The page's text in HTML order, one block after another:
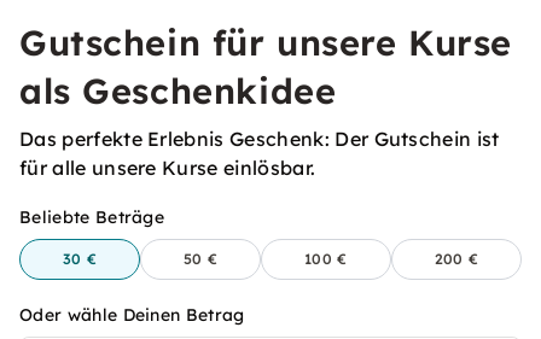
Gutschein für unsere Kurse
als Geschenkidee
Das perfekte Erlebnis Geschenk: Der Gutschein ist
für alle unsere Kurse einlösbar.
Beliebte Beträge
30 € 50 € 100 € 200 €
Oder wähle Deinen Betrag